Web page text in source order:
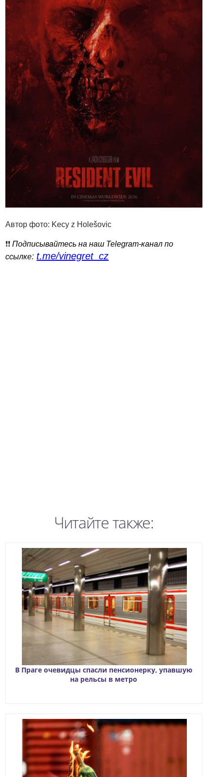
Автор фото: Kecy z Holešovic
❗️❗️Подписывайтесь на наш Telegram-канал по
ссылке: t.me/vinegret_cz
Читайте также:
В Праге очевидцы спасли пенсионерку, упавшую
на рельсы в метро